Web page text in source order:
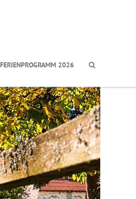
FERIENPROGRAMM 2026